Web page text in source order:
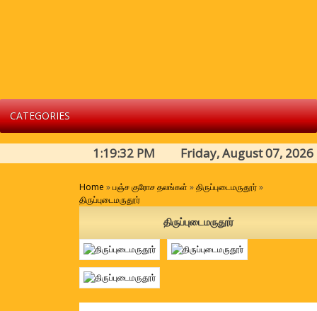
CATEGORIES
1:19:33 PM Friday, August 07, 2026
Home »பஞ்ச குரோச தலங்கள் »திருப்புடைமருதூர்»
திருப்புடைமருதூர்
திருப்புடைமருதூர்